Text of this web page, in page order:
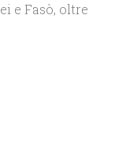
e Fasò, oltre